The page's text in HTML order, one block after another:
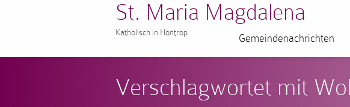
St. Maria Magdalena
Katholisch in Höntrop Gemeindenachrichten
Verschlagwortet mit